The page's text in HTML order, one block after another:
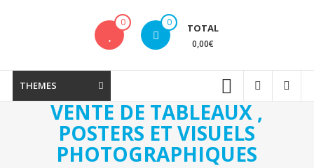
0 0 TOTAL
0,00€
THEMES
VENTE DE TABLEAUX ,
POSTERS ET VISUELS
PHOTOGRAPHIQUES